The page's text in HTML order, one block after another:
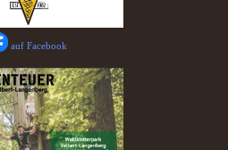
auf Facebook